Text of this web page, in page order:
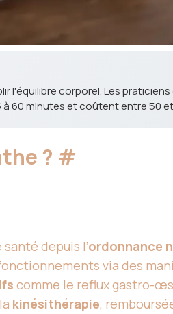
l'équilibre corporel. Les
60 minutes et coûtent entre 50
? #
depuis l’ordonnance
via des
comme le reflux gastro-
kinésithérapie,